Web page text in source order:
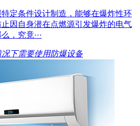
定条件设计制造，能够在爆炸性环
因自身潜在点燃源引发爆炸的电气
，究竟···